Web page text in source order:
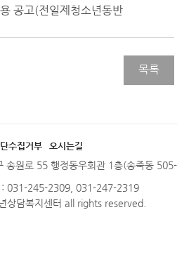
공고(전일제청소년동반
목록
수집거부 오시는길
송원로 55 행정동우회관 1층(송죽동 505-
031-245-2309, 031-247-2319
담복지센터 all rights reserved.